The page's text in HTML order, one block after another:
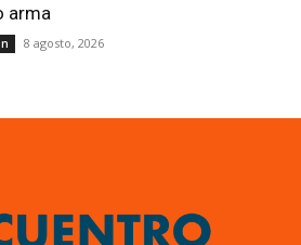
arma
8 agosto, 2026